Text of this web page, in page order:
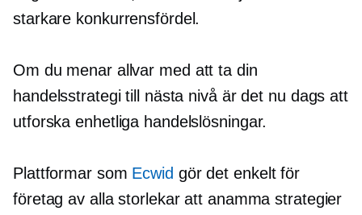
starkare konkurrensfördel.
Om du menar allvar med att ta din
handelsstrategi till nästa nivå är det nu dags att
utforska enhetliga handelslösningar.
Plattformar som Ecwid gör det enkelt för
företag av alla storlekar att anamma strategier